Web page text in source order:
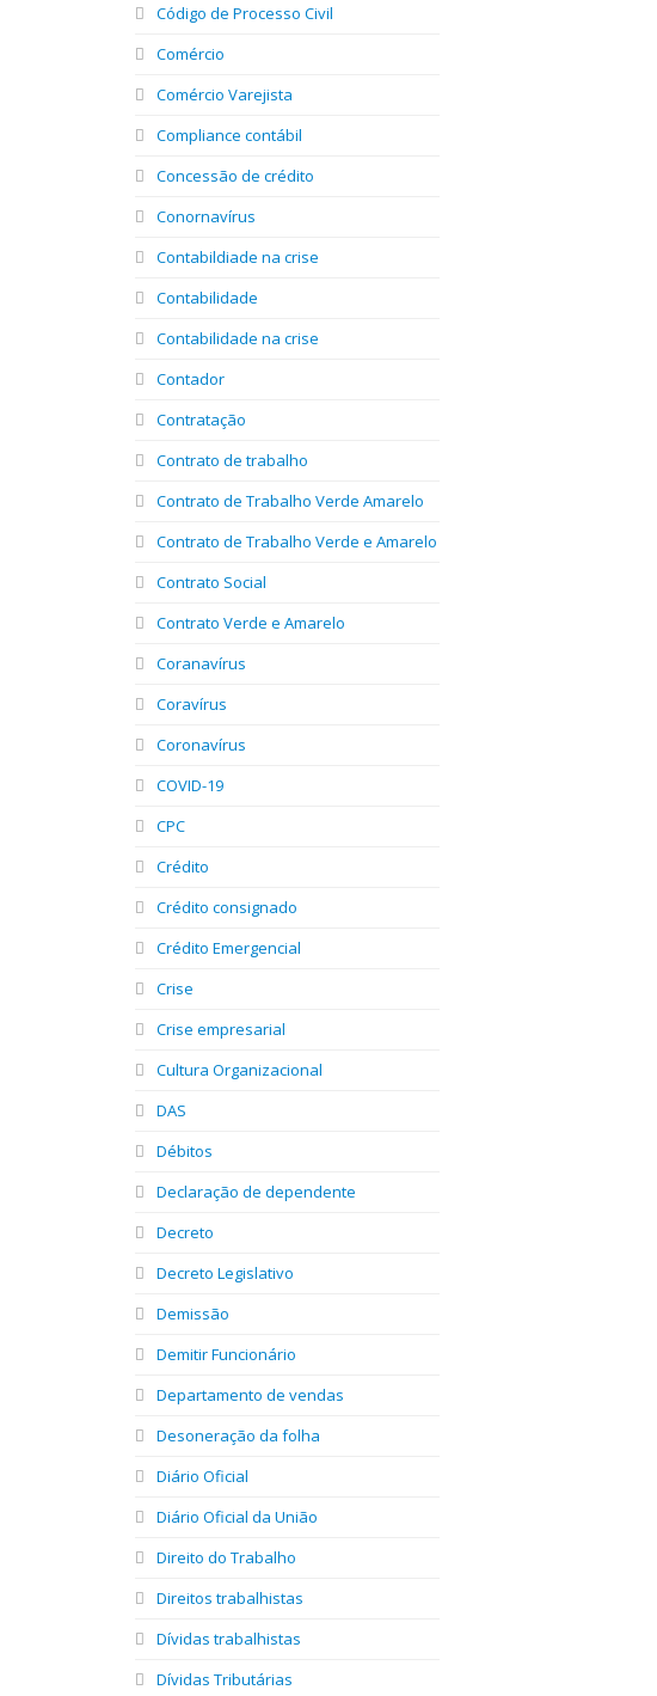
Código de Processo Civil
Comércio
Comércio Varejista
Compliance contábil
Concessão de crédito
Conornavírus
Contabildiade na crise
Contabilidade
Contabilidade na crise
Contador
Contratação
Contrato de trabalho
Contrato de Trabalho Verde Amarelo
Contrato de Trabalho Verde e Amarelo
Contrato Social
Contrato Verde e Amarelo
Coranavírus
Coravírus
Coronavírus
COVID-19
CPC
Crédito
Crédito consignado
Crédito Emergencial
Crise
Crise empresarial
Cultura Organizacional
DAS
Débitos
Declaração de dependente
Decreto
Decreto Legislativo
Demissão
Demitir Funcionário
Departamento de vendas
Desoneração da folha
Diário Oficial
Diário Oficial da União
Direito do Trabalho
Direitos trabalhistas
Dívidas trabalhistas
Dívidas Tributárias